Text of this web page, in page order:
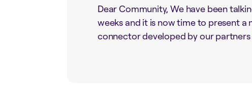
Dear Community, We have been
weeks and it is now time to present a
connector developed by our partners